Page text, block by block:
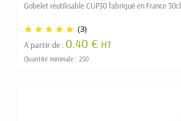
Gobelet réutilisable CUP30 fabriqué en France 30cl
(3)
A partir de : 0.40 € HT
Quantité minimale : 250